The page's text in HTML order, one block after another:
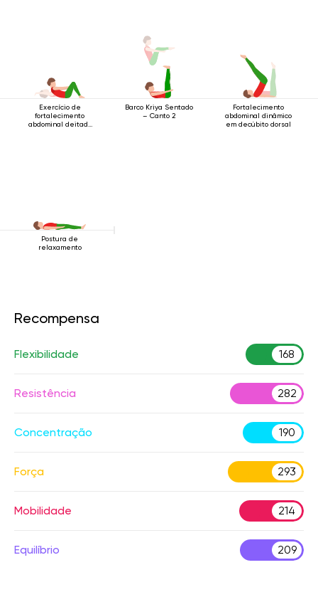
Exercício de
fortalecimento
abdominal deitado
Barco Kriya Sentado
– Canto 2
Fortalecimento
abdominal dinâmico
em decúbito dorsal
Postura de
relaxamento
Recompensa
Flexibilidade 168
Resistência 282
Concentração 190
Força 293
Mobilidade 214
Equilíbrio 209